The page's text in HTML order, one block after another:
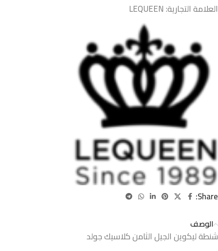
العلامة التجارية:LEQUEEN
Share:
الوصف
شنطة ليكوين الجيل الثامن كلاسيك جولد